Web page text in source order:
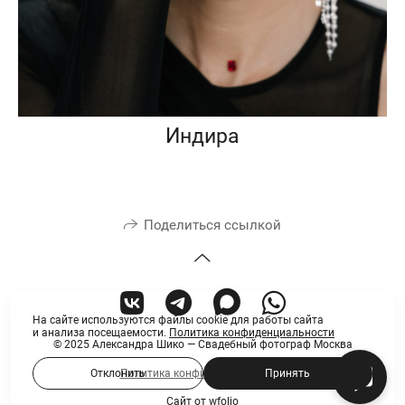
Индира
Поделиться ссылкой
© 2025 Александра Шико — Свадебный фотограф Москва
Политика конфиденциальности
Сайт от wfolio
На сайте используются файлы cookie для работы сайта
и анализа посещаемости. Политика конфиденциальности
Отклонить Принять